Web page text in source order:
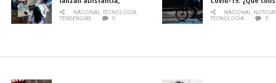
plataforma con cursos
gratuitos online sobre
NACIONAL,TECNOLOGÍA,
TENDENCIAS
0
momento de
NACIONAL,
TECNOLOGÍA
0